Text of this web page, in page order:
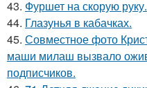
43. Фуршет на скорую руку.
44. Глазунья в кабачках.
45. Совместное фото
маши милаш вызвало
подписчиков.